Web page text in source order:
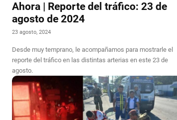
Ahora | Reporte del tráfico: 23 de
agosto de 2024
23 agosto, 2024
Desde muy temprano, le acompañamos para mostrarle el
reporte del tráfico en las distintas arterias en este 23 de
agosto.